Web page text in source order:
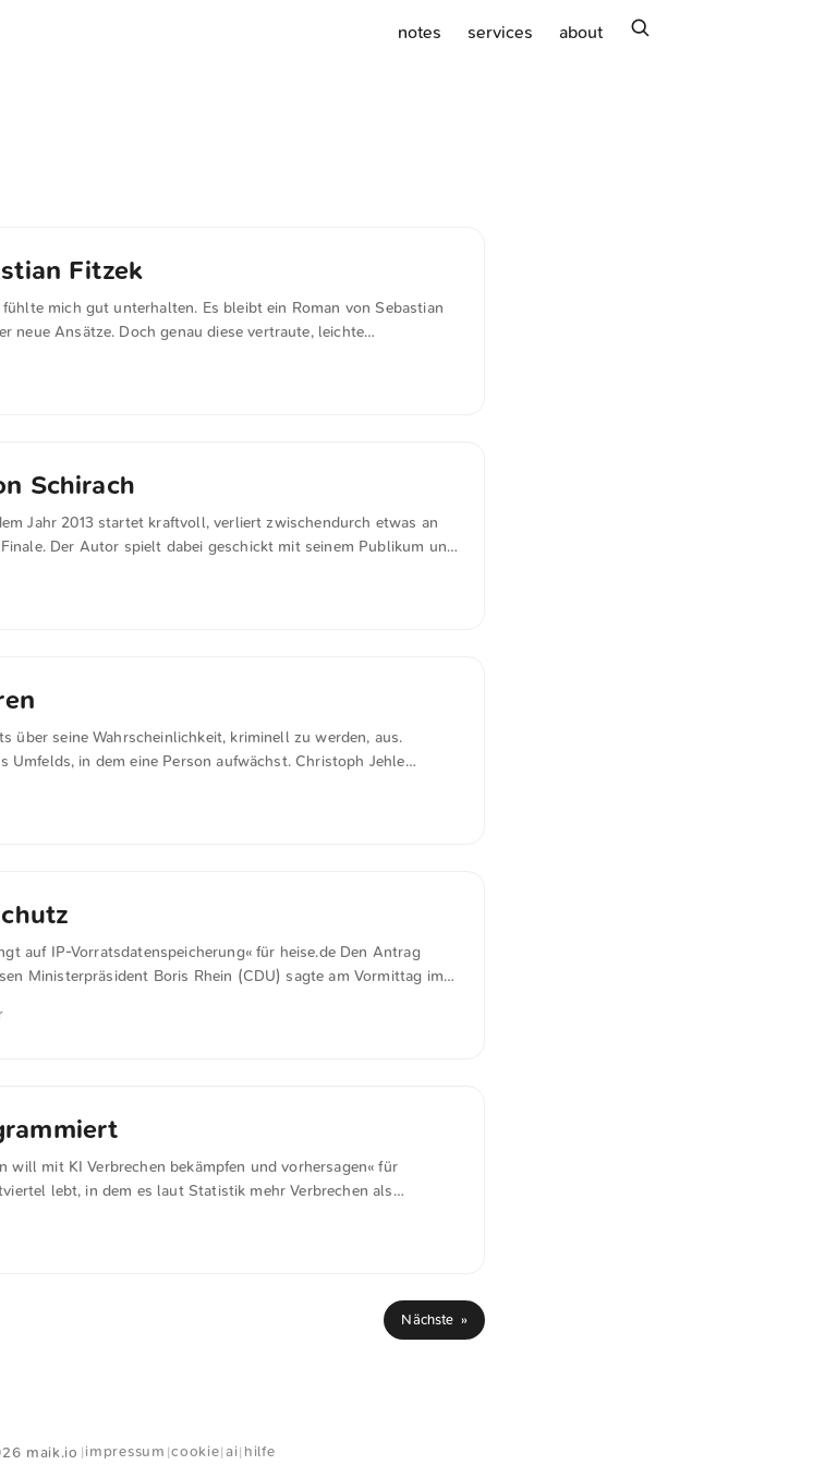
notes services about
Fitzek
mich gut unterhalten. Es bleibt ein Roman von Sebastian
neue Ansätze. Doch genau diese vertraute, leichte
Schirach
Jahr 2013 startet kraftvoll, verliert zwischendurch etwas an
Der Autor spielt dabei geschickt mit seinem Publikum und
über seine Wahrscheinlichkeit, kriminell zu werden, aus.
Umfelds, in dem eine Person aufwächst. Christoph Jehle
bis 2023 nach Kreisen und erörtert auf dieser Basis
mit hoher Kriminalitätsdichte leben. ...
auf IP-Vorratsdatenspeicherung​« für heise.de Den Antrag
Ministerpräsident Boris Rhein (CDU) sagte am Vormittag im
Speicherung gegeben habe. Das dürfe angesichts
gewesen, dass Elysium durch einen der speichernden
will mit KI Verbrechen bekämpfen und vorhersagen« für
lebt, in dem es laut Statistik mehr Verbrechen als
Kriterien als kriminell einzustufen sei unverhältnismäßig,
und Daten unter Schutz, auch dieses PrinzipNächste »
maik.io | impressum |cookie| ai | hilfe